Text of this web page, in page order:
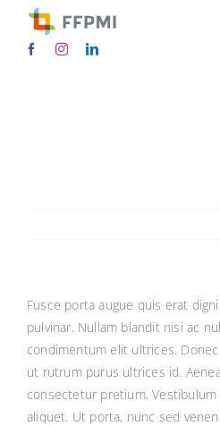
content
Mon
SEARCH
FOR:
Fusce porta augue quis erat
pulvinar. Nullam blandit nisi ac
condimentum elit ultrices.
ut rutrum purus ultrices id.
consectetur pretium.
aliquet. Ut porta, nunc sed